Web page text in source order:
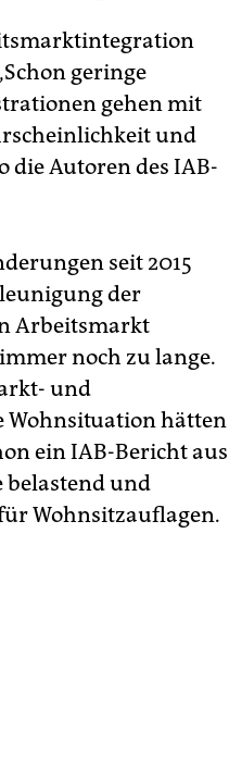
geringe
gehen mit
und
die Autoren des IAB-
seit 2015
der
Arbeitsmarkt
noch zu lange.
und
Wohnsituation hätten
ein IAB-Bericht aus
belastend und
Wohnsitzauflagen.